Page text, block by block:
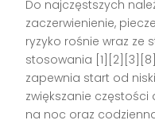
Do najczęstszych
zaczerwienienie,
ryzyko rośnie wraz ze
stosowania
zapewnia start od
zwiększanie
na noc oraz